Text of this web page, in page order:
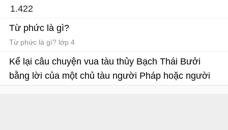
1.422
Đề thi cuối học kì 2 lớp 4
Từ phức là gì?
Từ phức là gì? lớp 4
Kể lại câu chuyện vua tàu thủy Bạch Thái Bưởi
bằng lời của một chủ tàu người Pháp hoặc người